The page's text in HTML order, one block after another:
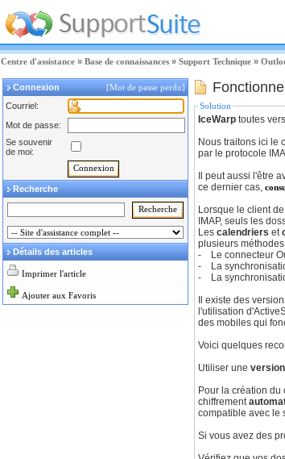
Centre d'assistance » Base de connaissances » Support Technique »
Connexion
[Mot de passe perdu]
Courriel:
Mot de passe:
Se souvenir
de moi:
Recherche
Détails des articles
Imprimer l'article
Ajouter aux Favoris
Solution
IceWarp toutes
Nous traitons ici le
par le protocole
Il peut aussi l'être
ce dernier cas,
Lorsque le client
IMAP, seuls les
Les calendriers et
plusieurs
- Le connecteur
- La
- La
Il existe des
l'utilisation
des mobiles qui
Voici quelques
Utiliser une version
Pour la création du
chiffrement
compatible avec le
Si vous avez des